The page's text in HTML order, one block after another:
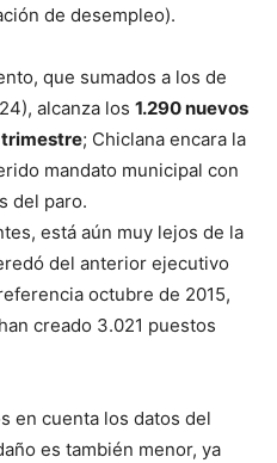
de desempleo).
que sumados a los de
alcanza los 1.290 nuevos
trimestre; Chiclana encara la
mandato municipal con
del paro.
está aún muy lejos de la
del anterior ejecutivo
octubre de 2015,
creado 3.021 puestos
en cuenta los datos del
es también menor, ya